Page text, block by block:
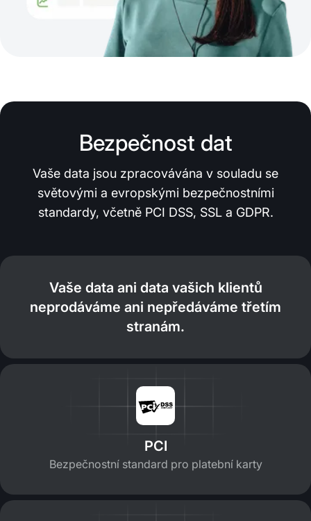
Bezpečnost dat
Vaše data jsou zpracovávána v souladu se
světovými a evropskými bezpečnostními
standardy, včetně PCI DSS, SSL a GDPR.
Vaše data ani data vašich klientů
neprodáváme ani nepředáváme třetím
stranám.
PCI
Bezpečnostní standard pro platební karty